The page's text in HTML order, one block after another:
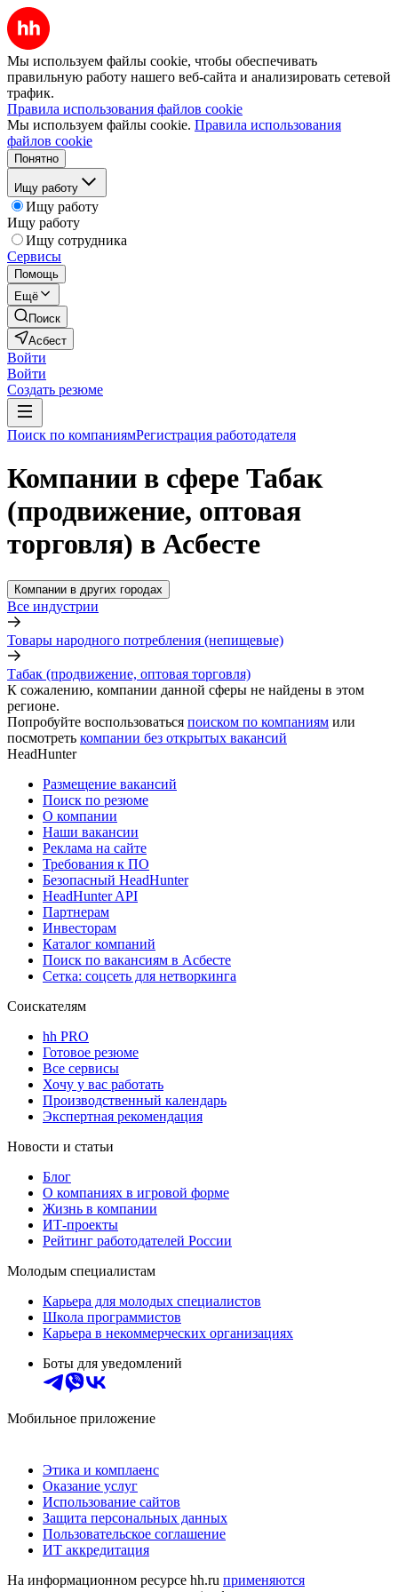
Мы используем файлы cookie, чтобы обеспечивать
правильную работу нашего веб-сайта и анализировать сетевой
трафик.
Правила использования файлов cookie
Мы используем файлы cookie. Правила использования
файлов cookie
Понятно
Ищу работу
Ищу работу
Ищу работу
Ищу сотрудника
Сервисы
Помощь
Ещё
Поиск
Асбест
Войти
Войти
Создать резюме
Поиск по компаниямРегистрация работодателя
Компании в сфере Табак
(продвижение, оптовая
торговля) в Асбесте
Компании в других городах
Все индустрии
Товары народного потребления (непищевые)
Табак (продвижение, оптовая торговля)
К сожалению, компании данной сферы не найдены в этом
регионе.
Попробуйте воспользоваться поиском по компаниям или
посмотреть компании без открытых вакансий
HeadHunter
Размещение вакансий
Поиск по резюме
О компании
Наши вакансии
Реклама на сайте
Требования к ПО
Безопасный HeadHunter
HeadHunter API
Партнерам
Инвесторам
Каталог компаний
Поиск по вакансиям в Асбесте
Сетка: соцсеть для нетворкинга
Соискателям
hh PRO
Готовое резюме
Все сервисы
Хочу у вас работать
Производственный календарь
Экспертная рекомендация
Новости и статьи
Блог
О компаниях в игровой форме
Жизнь в компании
ИТ-проекты
Рейтинг работодателей России
Молодым специалистам
Карьера для молодых специалистов
Школа программистов
Карьера в некоммерческих организациях
Боты для уведомлений
Мобильное приложение
Этика и комплаенс
Оказание услуг
Использование сайтов
Защита персональных данных
Пользовательское соглашение
ИТ аккредитация
На информационном ресурсе hh.ru применяются